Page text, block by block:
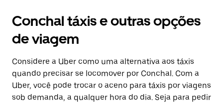
Conchal táxis e outras opções
de viagem
Considere a Uber como uma alternativa aos táxis
quando precisar se locomover por Conchal. Com a
Uber, você pode trocar o aceno para táxis por viagens
sob demanda, a qualquer hora do dia. Seja para pedir